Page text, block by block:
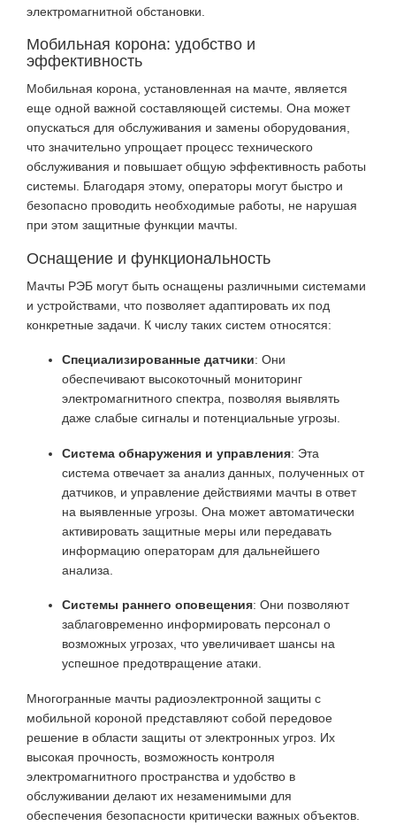
электромагнитной обстановки.
Мобильная корона: удобство и
эффективность
Мобильная корона, установленная на мачте, является
еще одной важной составляющей системы. Она может
опускаться для обслуживания и замены оборудования,
что значительно упрощает процесс технического
обслуживания и повышает общую эффективность работы
системы. Благодаря этому, операторы могут быстро и
безопасно проводить необходимые работы, не нарушая
при этом защитные функции мачты.
Оснащение и функциональность
Мачты РЭБ могут быть оснащены различными системами
и устройствами, что позволяет адаптировать их под
конкретные задачи. К числу таких систем относятся:
Специализированные датчики: Они
обеспечивают высокоточный мониторинг
электромагнитного спектра, позволяя выявлять
даже слабые сигналы и потенциальные угрозы.
Система обнаружения и управления: Эта
система отвечает за анализ данных, полученных от
датчиков, и управление действиями мачты в ответ
на выявленные угрозы. Она может автоматически
активировать защитные меры или передавать
информацию операторам для дальнейшего
анализа.
Системы раннего оповещения: Они позволяют
заблаговременно информировать персонал о
возможных угрозах, что увеличивает шансы на
успешное предотвращение атаки.
Многогранные мачты радиоэлектронной защиты с
мобильной короной представляют собой передовое
решение в области защиты от электронных угроз. Их
высокая прочность, возможность контроля
электромагнитного пространства и удобство в
обслуживании делают их незаменимыми для
обеспечения безопасности критически важных объектов.